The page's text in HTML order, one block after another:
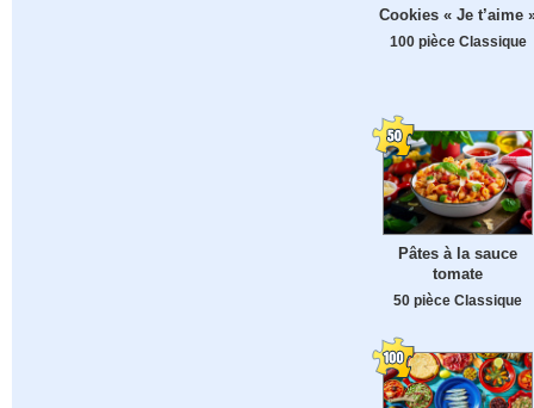
Cookies « Je t’aime
100 pièce Classique
Pâtes à la sauce
tomate
50 pièce Classique